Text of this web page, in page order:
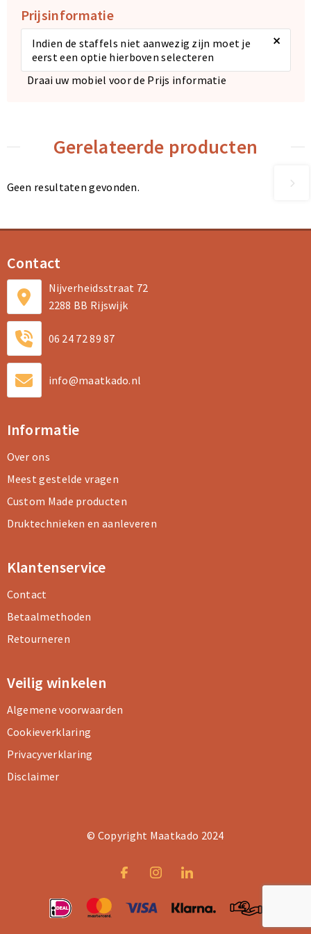
Prijsinformatie
Indien de staffels niet aanwezig zijn moet je
eerst een optie hierboven selecteren
×
Draai uw mobiel voor de Prijs informatie
Gerelateerde producten
Geen resultaten gevonden.
Contact
Nijverheidsstraat 72
2288 BB Rijswijk
06 24 72 89 87
info@maatkado.nl
Informatie
Over ons
Meest gestelde vragen
Custom Made producten
Druktechnieken en aanleveren
Klantenservice
Contact
Betaalmethoden
Retourneren
Veilig winkelen
Algemene voorwaarden
Cookieverklaring
Privacyverklaring
Disclaimer
© Copyright Maatkado 2024